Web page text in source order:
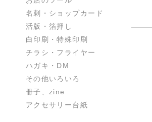
名刺・ショップカード
活版・箔押し
白印刷・特殊印刷
チラシ・フライヤー
ハガキ・DM
その他いろいろ
冊子、zine
アクセサリー台紙